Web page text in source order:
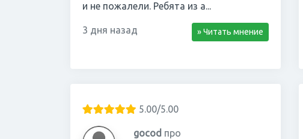
и не пожалели. Ребята из а...
3 дня назад » Читать мнение
5.00/5.00
gocod про